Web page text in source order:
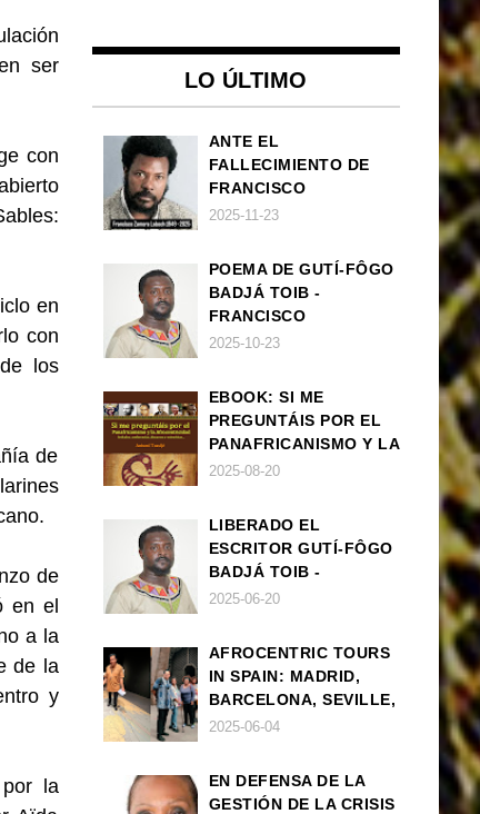
ser
con
en
con
los
de
de
en el
a la
de la
y
la
LO ÚLTIMO
ANTE EL
FALLECIMIENTO DE
FRANCISCO
ZAMORA LOBOCH
2025-11-23
POEMA DE GUTÍ-FÔGO
BADJÁ TOIB -
FRANCISCO
BALLOVERA ESTRADA:
2025-10-23
EBOOK: SI ME
PREGUNTÁIS POR EL
PANAFRICANISMO Y LA
AFROCENTRICIDAD
2025-08-20
LIBERADO EL
ESCRITOR GUTÍ-FÔGO
BADJÁ TOIB -
FRANCISCO
2025-06-20
AFROCENTRIC TOURS
IN SPAIN: MADRID,
BARCELONA, SEVILLE,
IBIZA
2025-06-04
EN DEFENSA DE LA
GESTIÓN DE LA CRISIS